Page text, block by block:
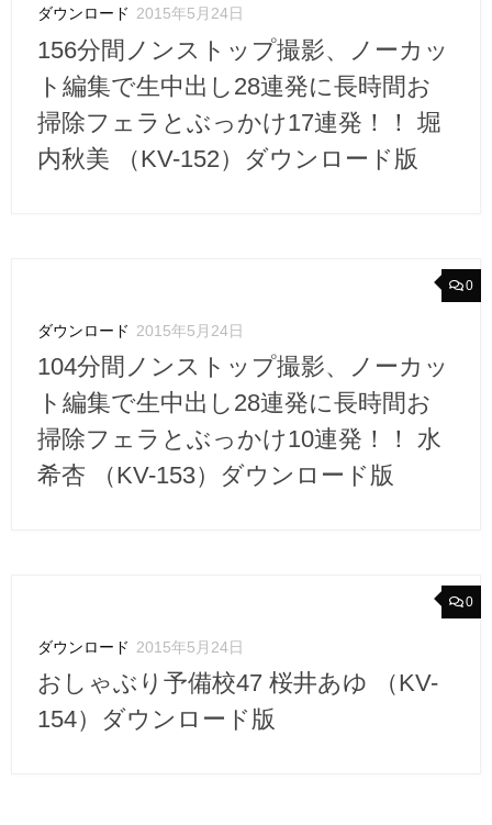
ダウンロード 2015年5月24日
156分間ノンストップ撮影、ノーカッ
ト編集で生中出し28連発に長時間お
掃除フェラとぶっかけ17連発！！ 堀
内秋美 （KV-152）ダウンロード版
0
ダウンロード 2015年5月24日
104分間ノンストップ撮影、ノーカッ
ト編集で生中出し28連発に長時間お
掃除フェラとぶっかけ10連発！！ 水
希杏 （KV-153）ダウンロード版
0
ダウンロード 2015年5月24日
おしゃぶり予備校47 桜井あゆ （KV-
154）ダウンロード版